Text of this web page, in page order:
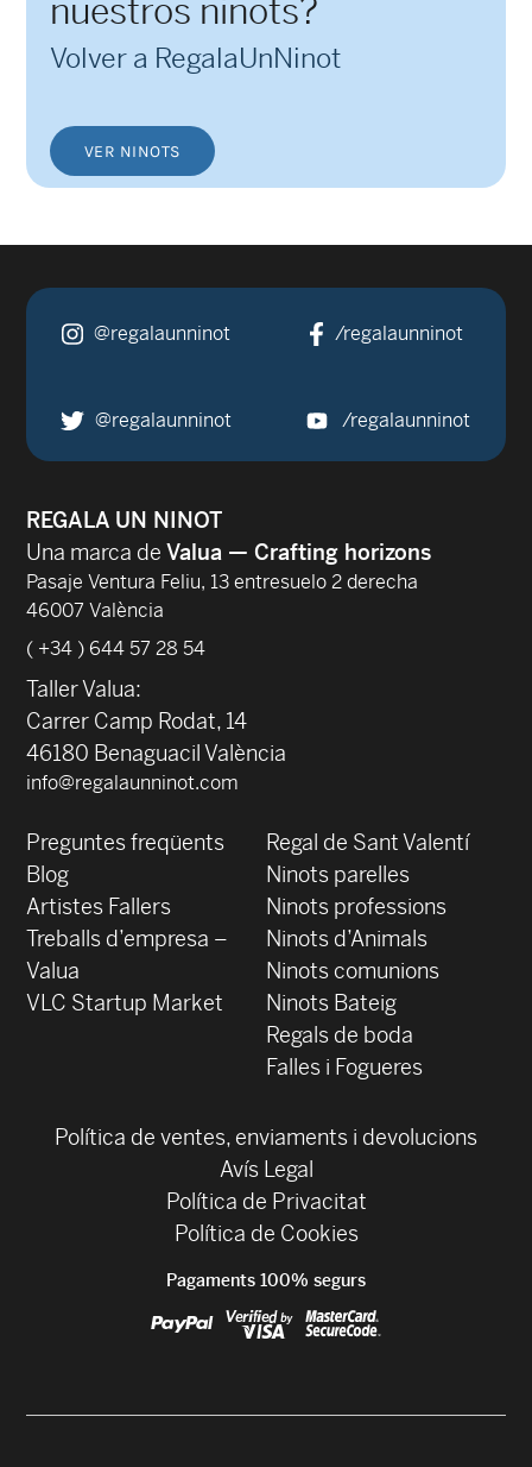
nuestros ninots?
Volver a RegalaUnNinot
VER NINOTS
@regalaunninot /regalaunninot
@regalaunninot /regalaunninot
REGALA UN NINOT
Una marca de Valua — Crafting horizons
Pasaje Ventura Feliu, 13 entresuelo 2 derecha
46007 València
( +34 ) 644 57 28 54
Taller Valua:
Carrer Camp Rodat, 14
46180 Benaguacil València
info@regalaunninot.com
Preguntes freqüents
Blog
‍Artistes Fallers
Treballs d’empresa –
Valua
VLC Startup Market
Regal de Sant Valentí
Ninots parelles
Ninots professions
Ninots d’Animals
Ninots comunions
Ninots Bateig
Regals de boda
Falles i Fogueres
Política de ventes, enviaments i devolucions
Avís Legal
Política de Privacitat
Política de Cookies
Pagaments 100% segurs